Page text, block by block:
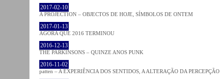
2017-02-10
A PROJECTION – OBJECTOS DE HOJE, SÍMBOLOS DE ONTEM
2017-01-13
AGORA QUE 2016 TERMINOU
2016-12-13
THE PARKINSONS – QUINZE ANOS PUNK
2016-11-02
patten – A EXPERIÊNCIA DOS SENTIDOS, A ALTERAÇÃO DA PERCEPÇÃO